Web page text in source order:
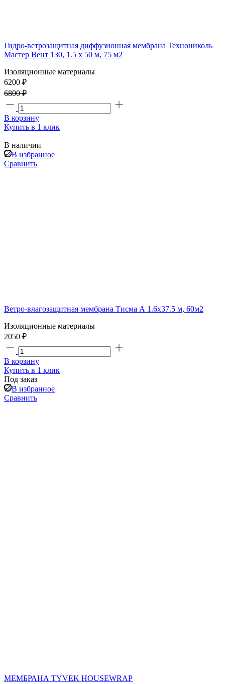
Гидро-ветрозащитная диффузионная мембрана Технониколь
Мастер Вент 130, 1.5 x 50 м, 75 м2
Изоляционные материалы
6200 ₽
6800 ₽
В корзину
Купить в 1 клик
В наличии
В избранное
Сравнить
Ветро-влагозащитная мембрана Тисма А 1.6х37.5 м, 60м2
Изоляционные материалы
2050 ₽
В корзину
Купить в 1 клик
Под заказ
В избранное
Сравнить
МЕМБРАНА TYVEK HOUSEWRAP